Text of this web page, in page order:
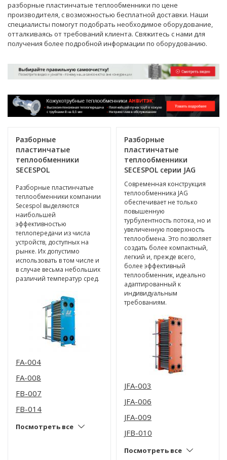
разборные пластинчатые теплообменники по цене
производителя, с возможностью бесплатной доставки. Наши
специалисты помогут подобрать необходимое оборудование,
отталкиваясь от требований клиента. Свяжитесь с нами для
получения более подробной информации по оборудованию.
Разборные
пластинчатые
теплообменники
SECESPOL
Разборные пластинчатые
теплообменники компании
Secespol выделяются
наибольшей
эффективностью
теплопередачи из числа
устройств, доступных на
рынке. Их допустимо
использовать в том числе и
в случае весьма небольших
различий температур сред.
FA-004
FA-008
FB-007
FB-014
Посмотреть все
Разборные
пластинчатые
теплообменники
SECESPOL серии JAG
Современная конструкция
теплообменника JAG
обеспечивает не только
повышенную
турбулентность потока, но и
увеличенную поверхность
теплообмена. Это позволяет
создать более компактный,
легкий и, прежде всего,
более эффективный
теплообменник, идеально
адаптированный к
индивидуальным
требованиям.
JFA-003
JFA-006
JFA-009
JFB-010
Посмотреть все